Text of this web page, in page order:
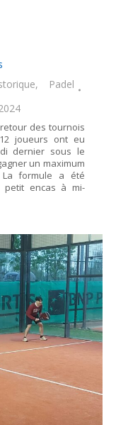
,
Padel
des tournois
joueurs ont eu
dernier sous le
un maximum
formule a été
petit encas à mi-